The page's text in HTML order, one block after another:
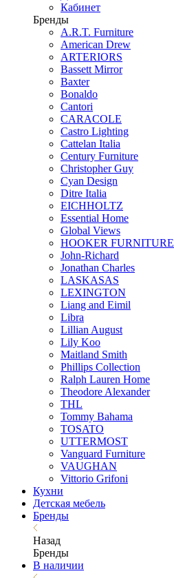
Кабинет
Бренды
A.R.T. Furniture
American Drew
ARTERIORS
Bassett Mirror
Baxter
Bonaldo
Cantori
CARACOLE
Castro Lighting
Cattelan Italia
Century Furniture
Christopher Guy
Cyan Design
Ditre Italia
EICHHOLTZ
Essential Home
Global Views
HOOKER FURNITURE
John-Richard
Jonathan Charles
LASKASAS
LEXINGTON
Liang and Eimil
Libra
Lillian August
Lily Koo
Maitland Smith
Phillips Collection
Ralph Lauren Home
Theodore Alexander
THL
Tommy Bahama
TOSATO
UTTERMOST
Vanguard Furniture
VAUGHAN
Vittorio Grifoni
Кухни
Детская мебель
Бренды
Назад
Бренды
В наличии